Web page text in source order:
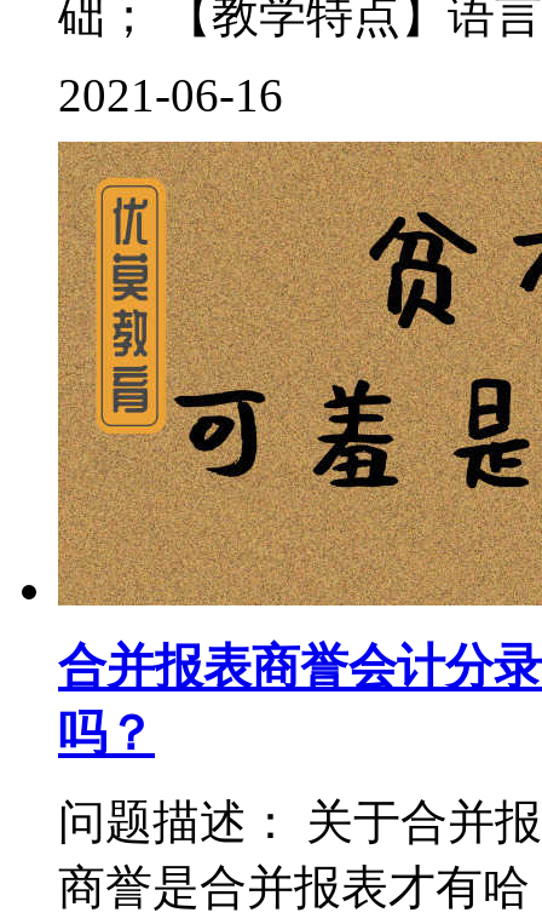
础； 【教学特点】语
2021-06-16
合并报表商誉会计分
吗？
问题描述： 关于合并
商誉是合并报表才有